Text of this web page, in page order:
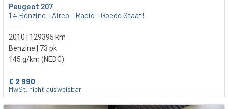
Peugeot 207
1.4 Benzine - Airco - Radio - Goede Staat!
2010 | 129395 km
Benzine | 73 pk
145 g/km (NEDC)
€ 2 990
MwSt. nicht ausweisbar